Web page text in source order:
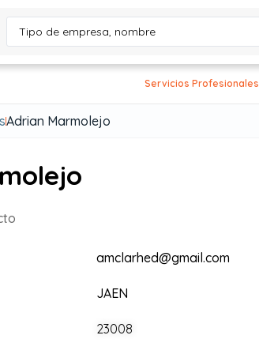
Servicios Profesionales
Adrian Marmolejo
amclarhed@gmail.com
JAEN
23008